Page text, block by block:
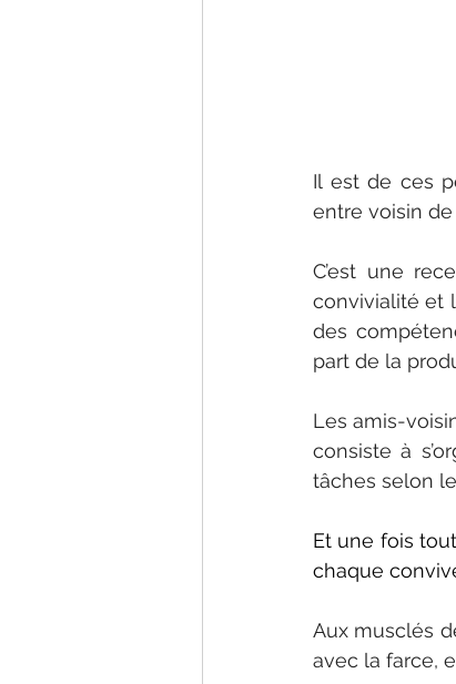
Il est de ces
entre voisin
C’est une
convivialité et
des
part de la
Les amis-
consiste à
tâches selon
Et une fois
chaque
Aux musclés
avec la farce,